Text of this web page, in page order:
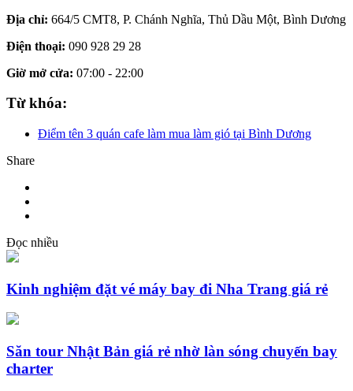
Địa chỉ: 664/5 CMT8, P. Chánh Nghĩa, Thủ Dầu Một, Bình Dương
Điện thoại: 090 928 29 28
Giờ mở cửa: 07:00 - 22:00
Từ khóa:
Điểm tên 3 quán cafe làm mua làm gió tại Bình Dương
Share
Đọc nhiều
Kinh nghiệm đặt vé máy bay đi Nha Trang giá rẻ
Săn tour Nhật Bản giá rẻ nhờ làn sóng chuyến bay
charter